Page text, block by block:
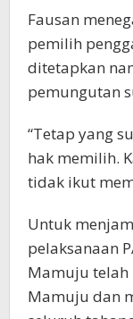
Fausan
pemilih
ditetapkan
pemungutan
“Tetap yang
hak memilih.
tidak ikut
Untuk
pelaksanaan
Mamuju telah
Mamuju dan